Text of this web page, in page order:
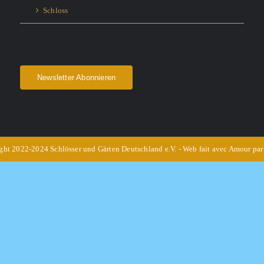
Schloss
Newsletter Abonnieren
2022-2024 Schlösser und Gärten Deutschland e.V. - Web fait avec Amour par